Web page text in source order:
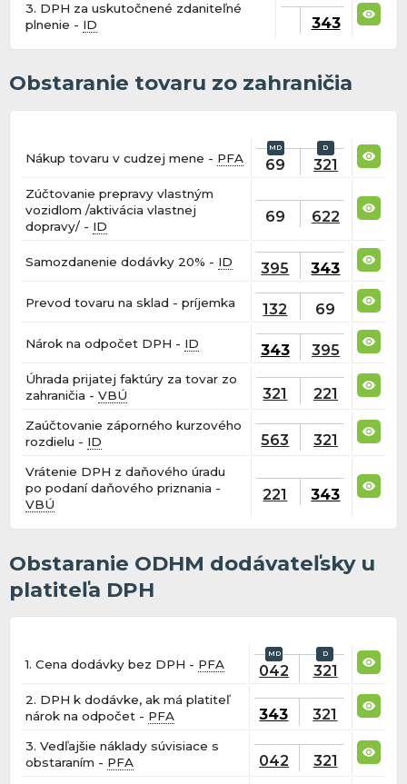
3. DPH za uskutočnené zdaniteľné
plnenie - ID 343
Obstaranie tovaru zo zahraničia
Nákup tovaru v cudzej mene - PFA 69 321
Zúčtovanie prepravy vlastným
vozidlom /aktivácia vlastnej
dopravy/ - ID
69 622
Samozdanenie dodávky 20% - ID 395 343
Prevod tovaru na sklad - príjemka 132 69
Nárok na odpočet DPH - ID 343 395
Úhrada prijatej faktúry za tovar zo
zahraničia -VBÚ 321 221
Zaúčtovanie záporného kurzového
rozdielu - ID 563 321
Vrátenie DPH z daňového úradu
po podaní daňového priznania -
VBÚ
221 343
Obstaranie ODHM dodávateľsky u
platiteľa DPH
1. Cena dodávky bez DPH - PFA 042 321
2. DPH k dodávke, ak má platiteľ
nárok na odpočet - PFA 343 321
3. Vedľajšie náklady súvisiace s
obstaraním - PFA 042 321